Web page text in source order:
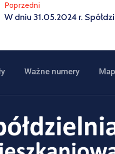
Poprzedni
W dniu 31.05.2024 r.
Ważne numery